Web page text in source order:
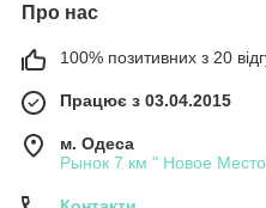
Про нас
100% позитивних з 20
Працює з 03.04.2015
м. Одеса
Рынок 7 км " Новое